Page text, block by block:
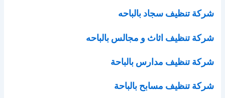
شركة تنظيف سجاد بالباحه
شركة تنظيف اثاث و مجالس بالباحه
شركة تنظيف مدارس بالباحة
شركة تنظيف مسابح بالباحة